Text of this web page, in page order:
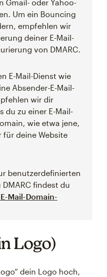
Gmail- oder Yahoo-
Um ein Bouncing
empfehlen wir
deiner E-Mail-
von DMARC.
E-Mail-Dienst wie
Absender-E-Mail-
wir dir
du zu einer E-Mail-
wie etwa jene,
deine Website
benutzerdefinierten
findest du
Mail-Domain-
Logo)
dein Logo hoch,